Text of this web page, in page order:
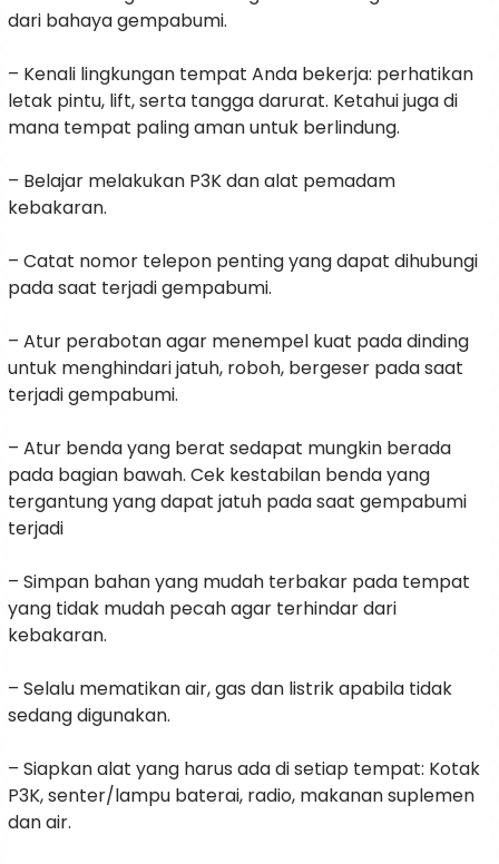
dari bahaya gempabumi.
– Kenali lingkungan tempat Anda bekerja: perhatikan
letak pintu, lift, serta tangga darurat. Ketahui juga di
mana tempat paling aman untuk berlindung.
– Belajar melakukan P3K dan alat pemadam
kebakaran.
– Catat nomor telepon penting yang dapat dihubungi
pada saat terjadi gempabumi.
– Atur perabotan agar menempel kuat pada dinding
untuk menghindari jatuh, roboh, bergeser pada saat
terjadi gempabumi.
– Atur benda yang berat sedapat mungkin berada
pada bagian bawah. Cek kestabilan benda yang
tergantung yang dapat jatuh pada saat gempabumi
terjadi
– Simpan bahan yang mudah terbakar pada tempat
yang tidak mudah pecah agar terhindar dari
kebakaran.
– Selalu mematikan air, gas dan listrik apabila tidak
sedang digunakan.
– Siapkan alat yang harus ada di setiap tempat: Kotak
P3K, senter/lampu baterai, radio, makanan suplemen
dan air.